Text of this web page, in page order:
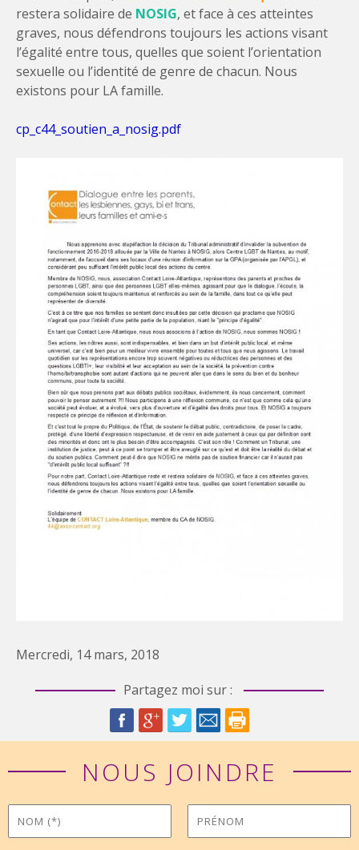
restera solidaire de NOSIG, et face à ces atteintes
graves, nous défendrons toujours les actions visant
l’égalité entre tous, quelles que soient l’orientation
sexuelle ou l’identité de genre de chacun. Nous
existons pour LA famille.
cp_c44_soutien_a_nosig.pdf
Mercredi, 14 mars, 2018
Partagez moi sur :
NOUS JOINDRE
Nom*
Prénom